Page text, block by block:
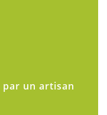
par un artisan